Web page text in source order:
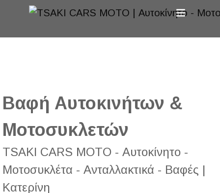
Βαφή Αυτοκινήτων &
Μοτοσυκλετών
TSAKI CARS MOTO - Αυτοκίνητο -
Μοτοσυκλέτα - Ανταλλακτικά - Βαφές |
Κατερίνη